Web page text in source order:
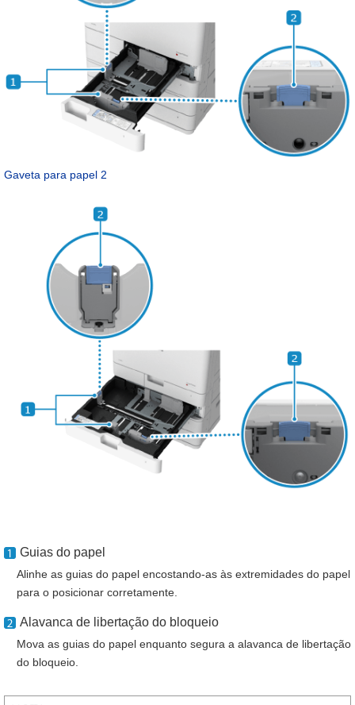
Gaveta para papel 2
Guias do papel
Alinhe as guias do papel encostando-as às extremidades do papel
para o posicionar corretamente.
Alavanca de libertação do bloqueio
Mova as guias do papel enquanto segura a alavanca de libertação
do bloqueio.